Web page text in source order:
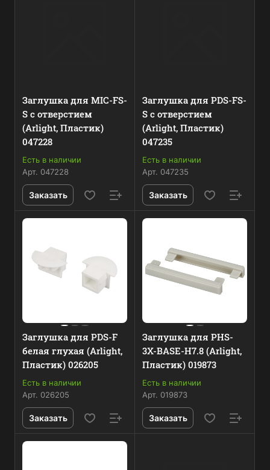
Заглушка для MIC-FS-
S с отверстием
(Arlight, Пластик)
047228
Есть в наличии
Арт. 047228
Заказать
Заглушка для PDS-FS-
S с отверстием
(Arlight, Пластик)
047235
Есть в наличии
Арт. 047235
Заказать
Заглушка для PDS-F
белая глухая (Arlight,
Пластик) 026205
Есть в наличии
Арт. 026205
Заказать
Заглушка для PHS-
3X-BASE-H7.8 (Arlight,
Пластик) 019873
Есть в наличии
Арт. 019873
Заказать